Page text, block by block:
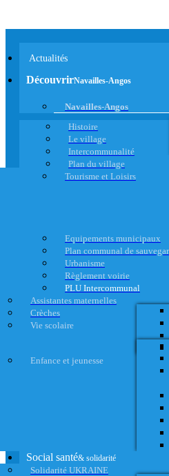
Actualités
DécouvrirNavailles-Angos
Navailles-Angos
Histoire
Le village
Intercommunalité
Plan du village
Tourisme et Loisirs
Equipements municipaux
Plan communal de
Urbanisme
Règlement voirie
PLU Intercommunal
Assistantes maternelles
Crèches
Vie scolaire
Enfance et jeunesse
Social santé& solidarité
Solidarité UKRAINE